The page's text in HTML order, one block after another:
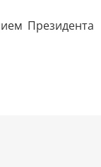
Президента